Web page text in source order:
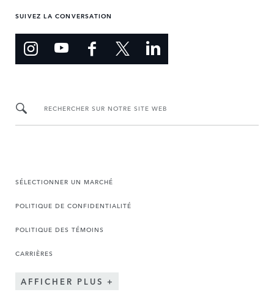
SUIVEZ LA CONVERSATION
RECHERCHER SUR NOTRE SITE WEB
SÉLECTIONNER UN MARCHÉ
POLITIQUE DE CONFIDENTIALITÉ
POLITIQUE DES TÉMOINS
CARRIÈRES
AFFICHER PLUS